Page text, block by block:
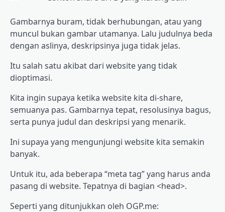
Gambarnya buram, tidak berhubungan, atau yang
muncul bukan gambar utamanya. Lalu judulnya beda
dengan aslinya, deskripsinya juga tidak jelas.
Itu salah satu akibat dari website yang tidak
dioptimasi.
Kita ingin supaya ketika website kita di-share,
semuanya pas. Gambarnya tepat, resolusinya bagus,
serta punya judul dan deskripsi yang menarik.
Ini supaya yang mengunjungi website kita semakin
banyak.
Untuk itu, ada beberapa “meta tag” yang harus anda
pasang di website. Tepatnya di bagian <head>.
Seperti yang ditunjukkan oleh OGP.me: